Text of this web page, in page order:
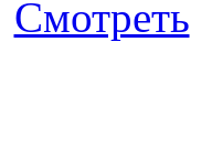
Смотреть